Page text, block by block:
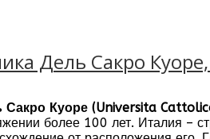
Дель Сакро
Сакро Куоре (Universita
более 100 лет. Италия –